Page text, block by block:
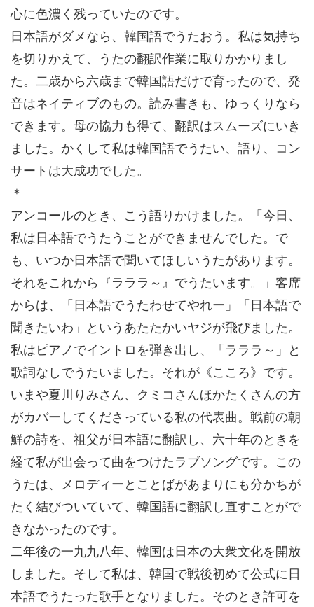
心に色濃く残っていたのです。
日本語がダメなら、韓国語でうたおう。私は気持ち
を切りかえて、うたの翻訳作業に取りかかりまし
た。二歳から六歳まで韓国語だけで育ったので、発
音はネイティブのもの。読み書きも、ゆっくりなら
できます。母の協力も得て、翻訳はスムーズにいき
ました。かくして私は韓国語でうたい、語り、コン
サートは大成功でした。
＊
アンコールのとき、こう語りかけました。「今日、
私は日本語でうたうことができませんでした。で
も、いつか日本語で聞いてほしいうたがあります。
それをこれから『ラララ～』でうたいます。」客席
からは、「日本語でうたわせてやれー」「日本語で
聞きたいわ」というあたたかいヤジが飛びました。
私はピアノでイントロを弾き出し、「ラララ～」と
歌詞なしでうたいました。それが《こころ》です。
いまや夏川りみさん、クミコさんほかたくさんの方
がカバーしてくださっている私の代表曲。戦前の朝
鮮の詩を、祖父が日本語に翻訳し、六十年のときを
経て私が出会って曲をつけたラブソングです。この
うたは、メロディーとことばがあまりにも分かちが
たく結びついていて、韓国語に翻訳し直すことがで
きなかったのです。
二年後の一九九八年、韓国は日本の大衆文化を開放
しました。そして私は、韓国で戦後初めて公式に日
本語でうたった歌手となりました。そのとき許可を